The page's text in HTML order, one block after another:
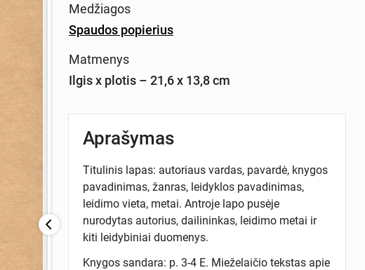
Medžiagos
Spaudos popierius
Matmenys
Ilgis x plotis – 21,6 x 13,8 cm
Aprašymas
Titulinis lapas: autoriaus vardas, pavardė, knygos
pavadinimas, žanras, leidyklos pavadinimas,
leidimo vieta, metai. Antroje lapo pusėje
nurodytas autorius, dailininkas, leidimo metai ir
kiti leidybiniai duomenys.
Knygos sandara: p. 3-4 E. Mieželaičio tekstas apie